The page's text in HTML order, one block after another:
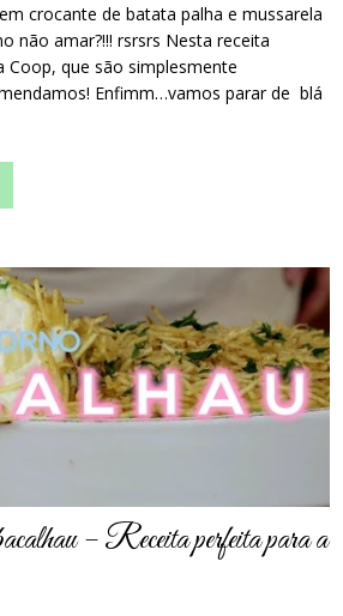
crocante de batata palha e mussarela
não amar?!!! rsrsrs Nesta receita
que são simplesmente
Enfimm…vamos parar de blá
– Receita perfeita para a